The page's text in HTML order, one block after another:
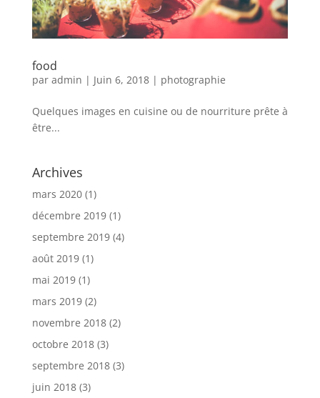
food
par admin | Juin 6, 2018| photographie
Quelques images en cuisine ou de nourriture prête à
être...
Archives
mars 2020(1)
décembre 2019(1)
septembre 2019(4)
août 2019(1)
mai 2019(1)
mars 2019(2)
novembre 2018(2)
octobre 2018(3)
septembre 2018(3)
juin 2018(3)